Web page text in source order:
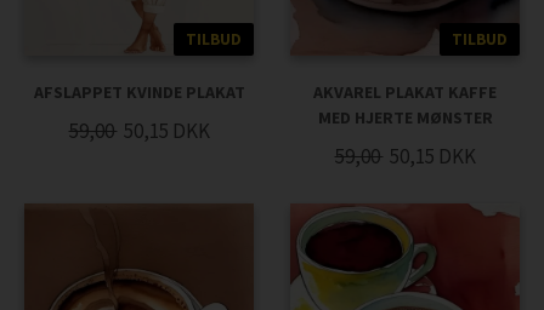
TILBUD
AFSLAPPET KVINDE PLAKAT
59,00 50,15 DKK
TILBUD
AKVAREL PLAKAT KAFFE
MED HJERTE MØNSTER
59,00 50,15 DKK